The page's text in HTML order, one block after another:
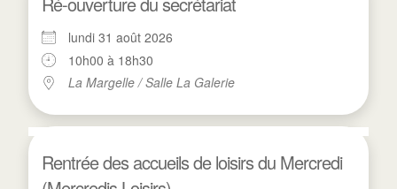
lundi 31 août 2026
10h00 à 18h30
La Margelle / Salle La Galerie
Rentrée des accueils de loisirs du Mercredi